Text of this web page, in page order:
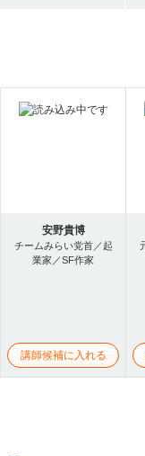
安野貴博
チームみらい党首／起
業家／SF作家
講師候補に入れる